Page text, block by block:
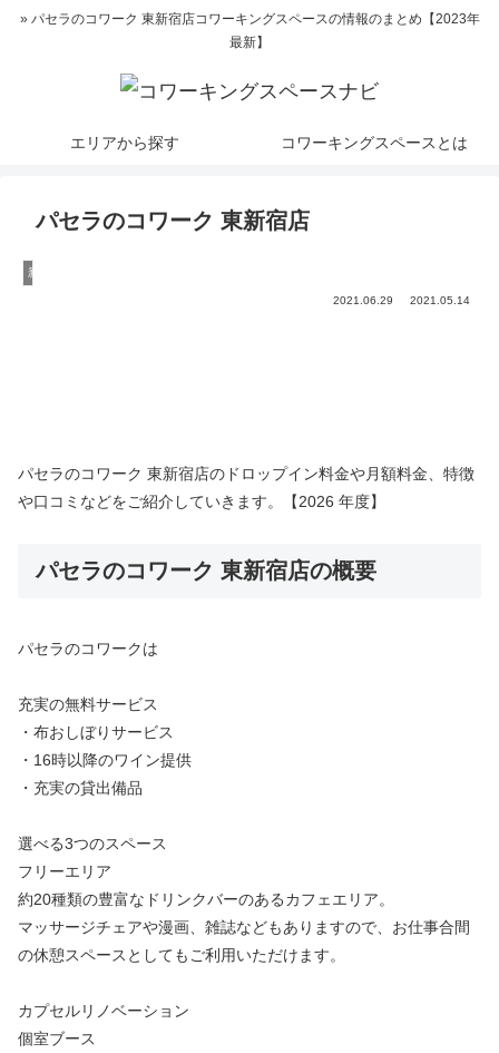
» パセラのコワーク 東新宿店コワーキングスペースの情報のまとめ【2023年
最新】
エリアから探す コワーキングスペースとは
パセラのコワーク 東新宿店
新宿
2021.06.29 2021.05.14
パセラのコワーク 東新宿店のドロップイン料金や月額料金、特徴
や口コミなどをご紹介していきます。【2026 年度】
パセラのコワーク 東新宿店の概要
パセラのコワークは
充実の無料サービス
・布おしぼりサービス
・16時以降のワイン提供
・充実の貸出備品
選べる3つのスペース
フリーエリア
約20種類の豊富なドリンクバーのあるカフェエリア。
マッサージチェアや漫画、雑誌などもありますので、お仕事合間
の休憩スペースとしてもご利用いただけます。
カプセルリノベーション
個室ブース